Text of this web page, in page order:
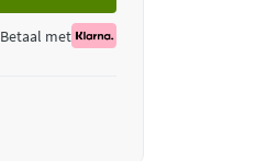
Betaal met